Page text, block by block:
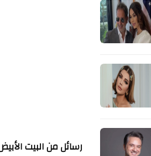
رسائل من البيت